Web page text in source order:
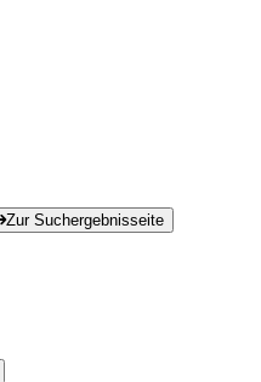
Zur Suchergebnisseite